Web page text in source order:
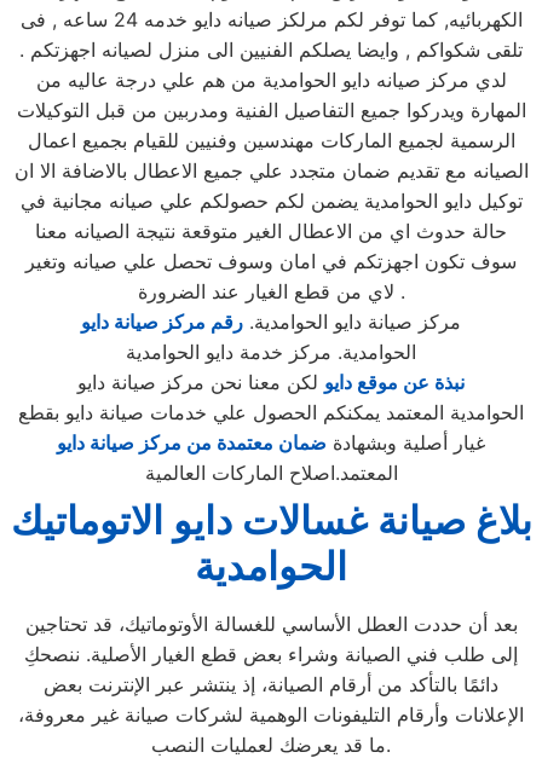
الكهربائيه, كما توفر لكم مرلكز صيانه دايو خدمه 24 ساعه , فى
تلقى شكواكم , وايضا يصلكم الفنيين الى منزل لصيانه اجهزتكم .
لدي مركز صيانه دايو الحوامدية من هم علي درجة عاليه من
المهارة ويدركوا جميع التفاصيل الفنية ومدربين من قبل التوكيلات
الرسمية لجميع الماركات مهندسين وفنيين للقيام بجميع اعمال
الصيانه مع تقديم ضمان متجدد علي جميع الاعطال بالاضافة الا ان
توكيل دايو الحوامدية يضمن لكم حصولكم علي صيانه مجانية في
حالة حدوث اي من الاعطال الغير متوقعة نتيجة الصيانه معنا
سوف تكون اجهزتكم في امان وسوف تحصل علي صيانه وتغير
لاي من قطع الغيار عند الضرورة .
مركز صيانة دايو الحوامدية. رقم مركز صيانة دايو
الحوامدية. مركز خدمة دايو الحوامدية
نبذة عن موقع دايو لكن معنا نحن مركز صيانة دايو
الحوامدية المعتمد يمكنكم الحصول علي خدمات صيانة دايو بقطع
غيار أصلية وبشهادة ضمان معتمدة من مركز صيانة دايو
المعتمد.اصلاح الماركات العالمية
بلاغ صيانة غسالات دايو الاتوماتيك
الحوامدية
بعد أن حددت العطل الأساسي للغسالة الأوتوماتيك، قد تحتاجين
إلى طلب فني الصيانة وشراء بعض قطع الغيار الأصلية. ننصحكِ
دائمًا بالتأكد من أرقام الصيانة، إذ ينتشر عبر الإنترنت بعض
الإعلانات وأرقام التليفونات الوهمية لشركات صيانة غير معروفة،
ما قد يعرضك لعمليات النصب.